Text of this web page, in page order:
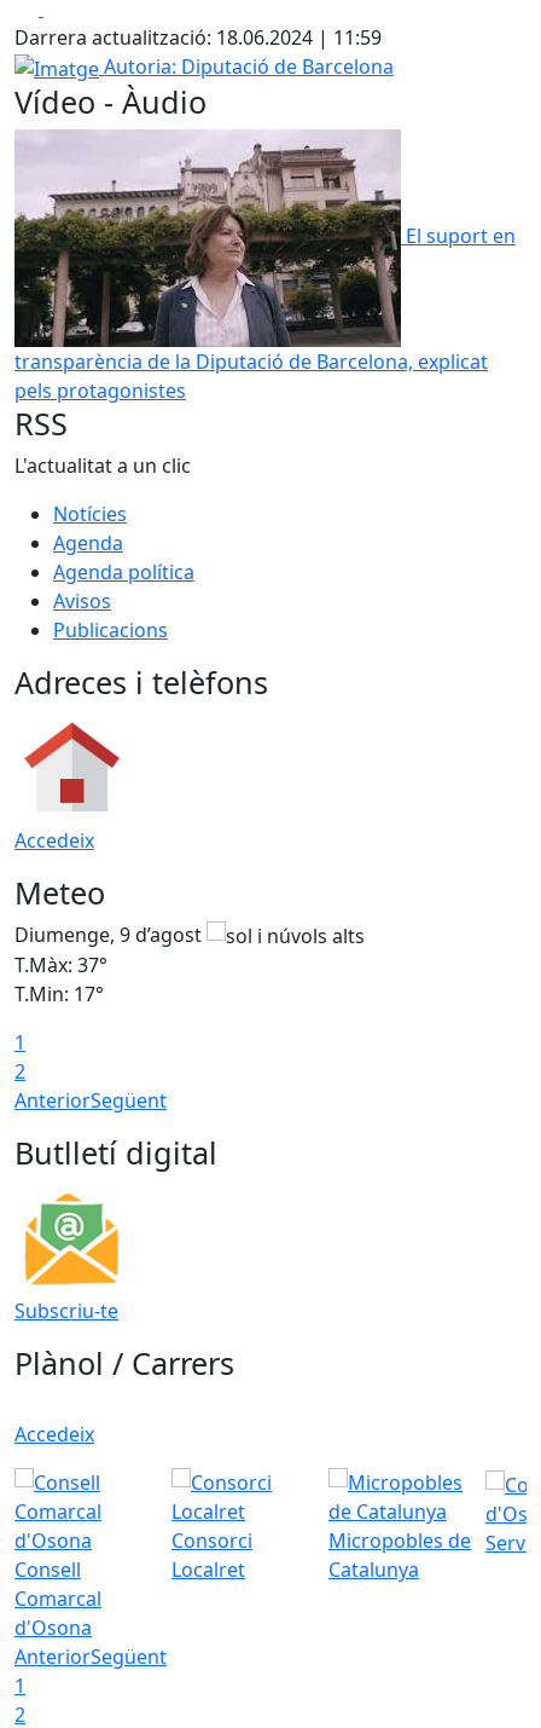
Darrera actualització: 18.06.2024 | 11:59
Imatge
Autoria: Diputació de Barcelona
Vídeo - Àudio
El suport en
transparència de la Diputació de Barcelona, explicat
pels protagonistes
RSS
L'actualitat a un clic
Notícies
Agenda
Agenda política
Avisos
Publicacions
Adreces i telèfons
Accedeix
Meteo
Diumenge, 9 d’agost
T.Màx: 37°
T.Min: 17°
1
2
AnteriorSegüent
Butlletí digital
Subscriu-te
Plànol / Carrers
Accedeix
Consell
Comarcal
d'Osona
Consorci
Localret
Micropobles de
Catalunya
AnteriorSegüent
1
2